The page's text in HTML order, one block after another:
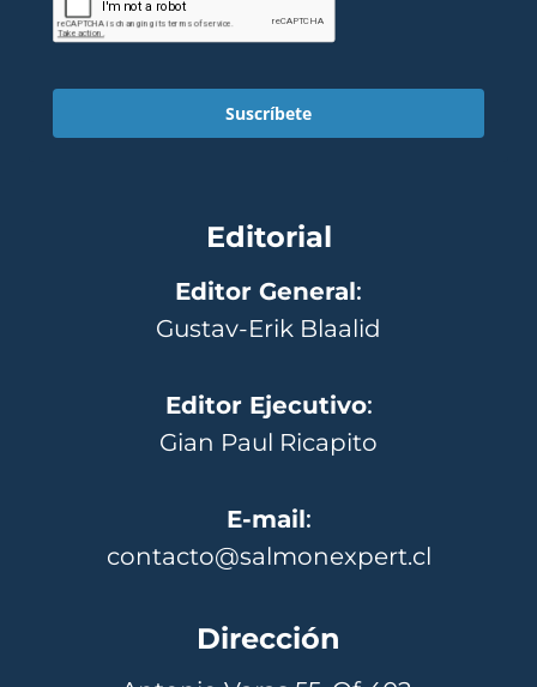
Suscríbete
Editorial
Editor General:
Gustav-Erik Blaalid
Editor Ejecutivo:
Gian Paul Ricapito
E-mail:
contacto@salmonexpert.cl
Dirección